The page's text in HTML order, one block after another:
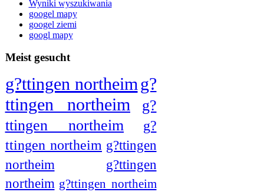
Wyniki wyszukiwania
googel mapy
googel ziemi
googl mapy
Meist gesucht
g?ttingen northeimg?
ttingen northeim
g?
ttingen northeim
g?
ttingen northeim g?ttingen
northeim
g?ttingen
northeim g?ttingen northeim